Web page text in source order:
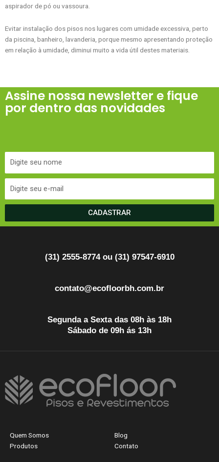
aspirador de pó ou vassoura.
Evitar instalação dos pisos nos lugares com umidade excessiva, perto
da piscina, banheiro, lavanderia, porque mesmo apresentando proteção
em relação à umidade, diminui muito a vida útil destes materiais.
Assine nossa newsletter e fique
por dentro das novidades
CADASTRAR
(31) 2555-8774 ou (31) 97547-6910
contato@ecofloorbh.com.br
Segunda a Sexta das 08h às 18h
Sábado de 09h ás 13h
Quem Somos
Produtos
Blog
Contato